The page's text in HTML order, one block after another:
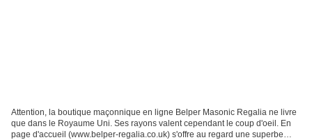
Attention, la boutique maçonnique en ligne Belper Masonic Regalia ne livre
que dans le Royaume Uni. Ses rayons valent cependant le coup d'oeil. En
page d'accueil (www.belper-regalia.co.uk) s'offre au regard une superbe